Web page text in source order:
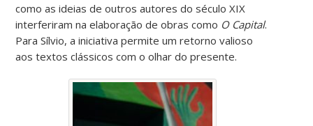
como as ideias de outros autores do século XIX
interferiram na elaboração de obras como O Capital.
Para Sílvio, a iniciativa permite um retorno valioso
aos textos clássicos com o olhar do presente.